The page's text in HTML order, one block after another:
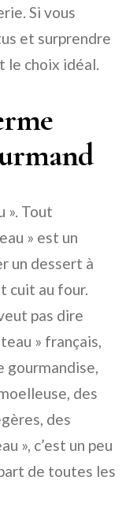
Si vous
et surprendre
le choix idéal.
». Tout
» est un
un dessert à
cuit au four.
pas dire
» français,
gourmandise,
des
des
», c’est un peu
de toutes les